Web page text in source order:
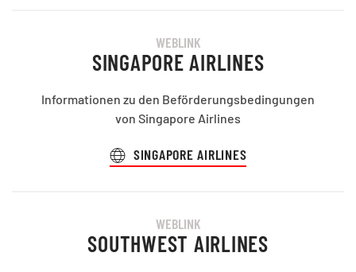
WEBLINK
SINGAPORE AIRLINES
Informationen zu den Beförderungsbedingungen
von Singapore Airlines
SINGAPORE AIRLINES
WEBLINK
SOUTHWEST AIRLINES